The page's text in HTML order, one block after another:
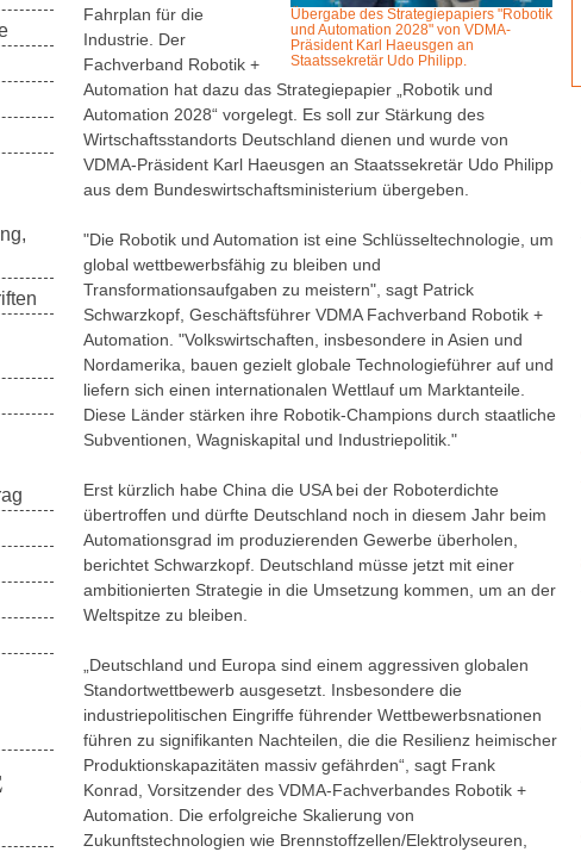
Übergabe des Strategiepapiers "Robotik
und Automation 2028" von VDMA-
Präsident Karl Haeusgen an
Staatssekretär Udo Philipp.
Fahrplan für die
Industrie. Der
Fachverband Robotik +
Automation hat dazu das Strategiepapier „Robotik und
Automation 2028“ vorgelegt. Es soll zur Stärkung des
Wirtschaftsstandorts Deutschland dienen und wurde von
VDMA-Präsident Karl Haeusgen an Staatssekretär Udo Philipp
aus dem Bundeswirtschaftsministerium übergeben.
"Die Robotik und Automation ist eine Schlüsseltechnologie, um
global wettbewerbsfähig zu bleiben und
Transformationsaufgaben zu meistern", sagt Patrick
Schwarzkopf, Geschäftsführer VDMA Fachverband Robotik +
Automation. "Volkswirtschaften, insbesondere in Asien und
Nordamerika, bauen gezielt globale Technologieführer auf und
liefern sich einen internationalen Wettlauf um Marktanteile.
Diese Länder stärken ihre Robotik-Champions durch staatliche
Subventionen, Wagniskapital und Industriepolitik."
Erst kürzlich habe China die USA bei der Roboterdichte
übertroffen und dürfte Deutschland noch in diesem Jahr beim
Automationsgrad im produzierenden Gewerbe überholen,
berichtet Schwarzkopf. Deutschland müsse jetzt mit einer
ambitionierten Strategie in die Umsetzung kommen, um an der
Weltspitze zu bleiben.
„Deutschland und Europa sind einem aggressiven globalen
Standortwettbewerb ausgesetzt. Insbesondere die
industriepolitischen Eingriffe führender Wettbewerbsnationen
führen zu signifikanten Nachteilen, die die Resilienz heimischer
Produktionskapazitäten massiv gefährden“, sagt Frank
Konrad, Vorsitzender des VDMA-Fachverbandes Robotik +
Automation. Die erfolgreiche Skalierung von
Zukunftstechnologien wie Brennstoffzellen/Elektrolyseuren,